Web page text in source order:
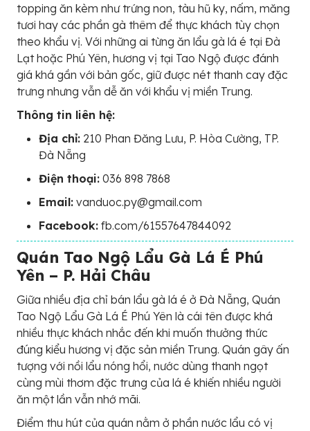
topping ăn kèm như trứng non, tàu hũ ky, nấm, măng
tươi hay các phần gà thêm để thực khách tùy chọn
theo khẩu vị. Với những ai từng ăn lẩu gà lá é tại Đà
Lạt hoặc Phú Yên, hương vị tại Tao Ngộ được đánh
giá khá gần với bản gốc, giữ được nét thanh cay đặc
trưng nhưng vẫn dễ ăn với khẩu vị miền Trung.
Thông tin liên hệ:
Địa chỉ: 210 Phan Đăng Lưu, P. Hòa Cường, TP.
Đà Nẵng
Điện thoại: 036 898 7868
Email: vanduoc.py@gmail.com
Facebook: fb.com/61557647844092
Quán Tao Ngộ Lẩu Gà Lá É Phú
Yên – P. Hải Châu
Giữa nhiều địa chỉ bán lẩu gà lá é ở Đà Nẵng, Quán
Tao Ngộ Lẩu Gà Lá É Phú Yên là cái tên được khá
nhiều thực khách nhắc đến khi muốn thưởng thức
đúng kiểu hương vị đặc sản miền Trung. Quán gây ấn
tượng với nồi lẩu nóng hổi, nước dùng thanh ngọt
cùng mùi thơm đặc trưng của lá é khiến nhiều người
ăn một lần vẫn nhớ mãi.
Điểm thu hút của quán nằm ở phần nước lẩu có vị